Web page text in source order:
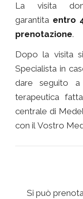
La visita
garantita entro
prenotazione.
Dopo la visita
Specialista in
dare seguito
terapeutica
centrale di
con il Vostro
Si può